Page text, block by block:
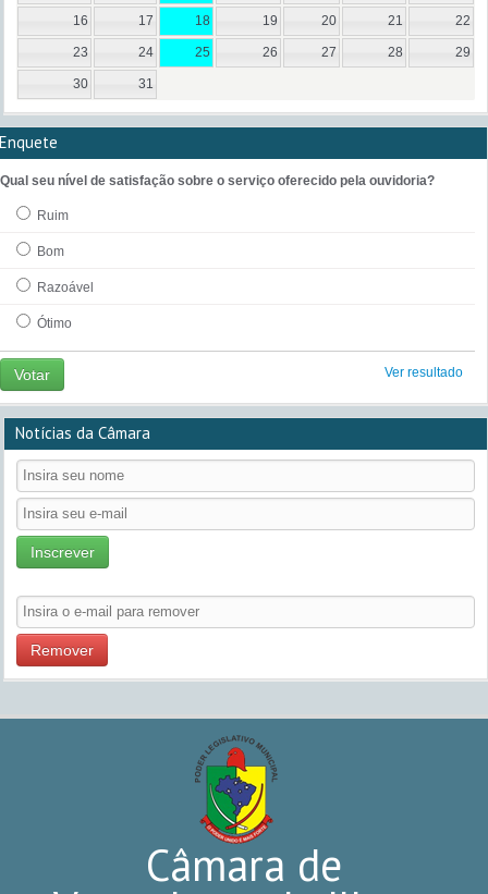
16 17 18 19 20 21 22
23 24 25 26 27 28 29
30 31
Enquete
Qual seu nível de satisfação sobre o serviço oferecido pela ouvidoria?
Ruim
Bom
Razoável
Ótimo
Votar Ver resultado
Notícias da Câmara
Inscrever
Remover
Câmara de